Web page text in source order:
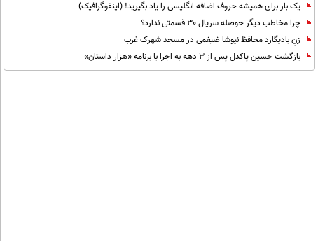
یک بار برای همیشه حروف اضافه انگلیسی را یاد بگیرید! (اینفوگرافیک)
چرا مخاطب دیگر حوصله سریال 30 قسمتی ندارد؟
زنِ بادیگارد محافظ نیوشا ضیغمی در مسجد شهرک غرب
بازگشت حسین پاکدل پس از ۳ دهه به اجرا با برنامه «هزار داستان»